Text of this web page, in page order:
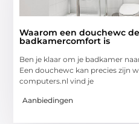
Waarom een douchewc
badkamercomfort is
Ben je klaar om je badkamer
Een douchewc kan precies zijn
computers.nl vind je
Aanbiedingen